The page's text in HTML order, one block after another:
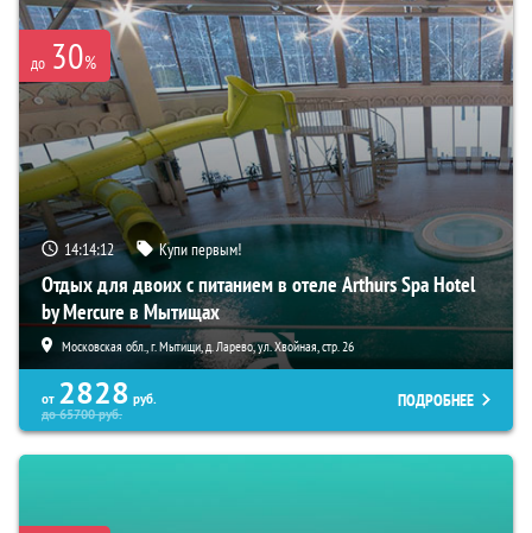
до 30%
14:14:12 Купи первым!
Отдых для двоих с питанием в отеле Arthurs Spa Hotel
by Mercure в Мытищах
Московская обл., г. Мытищи, д. Ларево, ул. Хвойная, стр. 26
от 2828 руб.
до65700руб.
ПОДРОБНЕЕ